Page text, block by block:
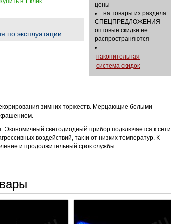
по эксплуатации
цены
на товары из раздела
СПЕЦПРЕДЛОЖЕНИЯ
оптовые скидки не
распространяются
накопительная
система скидок
зимних торжеств. Мерцающие белыми
Экономичный светодиодный прибор подключается к сети
воздействий, так и от низких температур. К
и продолжительный срок службы.